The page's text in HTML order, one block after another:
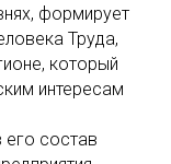
формирует
Труда,
который
интересам
состав